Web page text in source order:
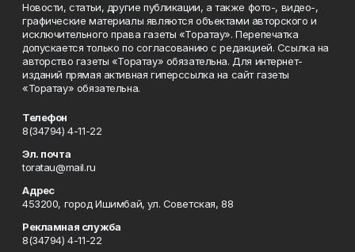
Новости, статьи, другие публикации, а также фото-, видео-,
графические материалы являются объектами авторского и
исключительного права газеты «Торатау». Перепечатка
допускается только по согласованию с редакцией. Ссылка на
авторство газеты «Торатау» обязательна. Для интернет-
изданий прямая активная гиперссылка на сайт газеты
«Торатау» обязательна.
Телефон
8(34794) 4-11-22
Эл. почта
toratau@mail.ru
Адрес
453200, город Ишимбай, ул. Советская, 88
Рекламная служба
8(34794) 4-11-22